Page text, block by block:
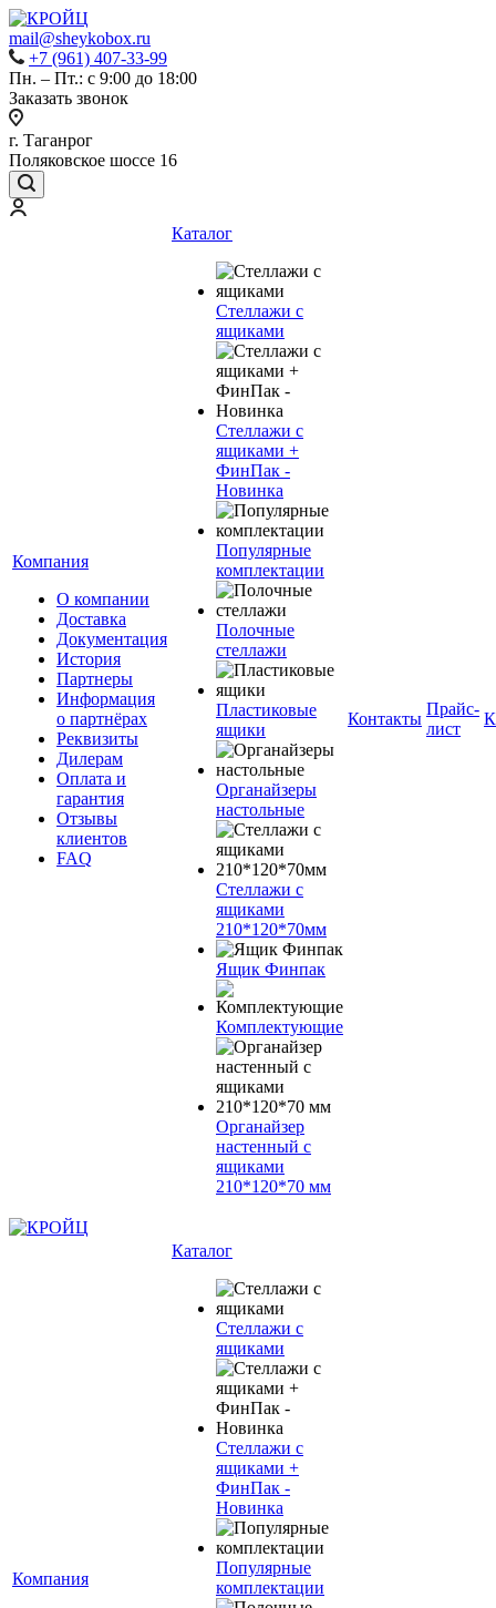
mail@sheykobox.ru
+7 (961) 407-33-99
Пн. – Пт.: с 9:00 до 18:00
Заказать звонок
г. Таганрог
Поляковское шоссе 16
Компания
О компании
Доставка
Документация
История
Партнеры
Информация
о партнёрах
Реквизиты
Дилерам
Оплата и
гарантия
Отзывы
клиентов
FAQ
Каталог
Стеллажи с
ящиками
Стеллажи с
ящиками +
ФинПак -
Новинка
Популярные
комплектации
Полочные
стеллажи
Пластиковые
ящики
Органайзеры
настольные
Стеллажи с
ящиками
210*120*70мм
Ящик Финпак
Комплектующие
Органайзер
настенный с
ящиками
210*120*70 мм
Контакты
Прайс-
лист
Компания
Каталог
Стеллажи с
ящиками
Стеллажи с
ящиками +
ФинПак -
Новинка
Популярные
комплектации